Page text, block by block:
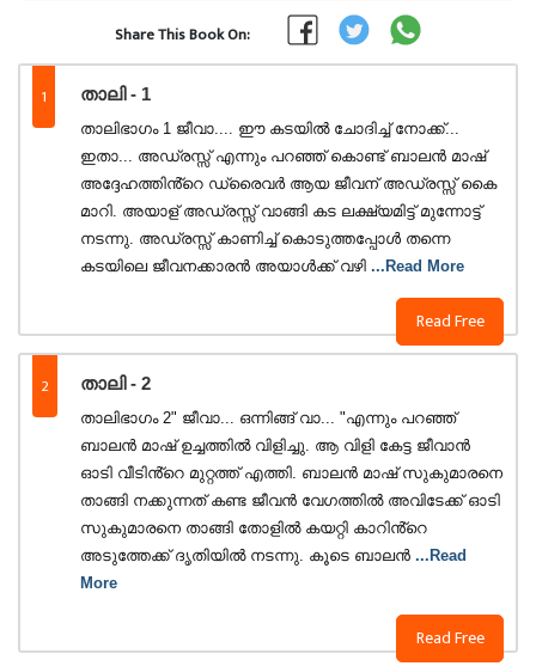
Share This Book On:
1 താലി - 1
Read Free
താലിഭാഗം 1 ജീവാ.... ഈ കടയിൽ ചോദിച്ച് നോക്ക്...
ഇതാ... അഡ്രസ്സ് എന്നും പറഞ്ഞ് കൊണ്ട് ബാലൻ മാഷ്
അദ്ദേഹത്തിൻ്റെ ഡ്രൈവർ ആയ ജീവന് അഡ്രസ്സ് കൈ
മാറി. അയാള് അഡ്രസ്സ് വാങ്ങി കട ലക്ഷ്യമിട്ട് മുന്നോട്ട്
നടന്നു. അഡ്രസ്സ് കാണിച്ച് കൊടുത്തപ്പോൾ തന്നെ
കടയിലെ ജീവനക്കാരൻ അയാൾക്ക് വഴി ...Read More
2 താലി - 2
Read Free
താലിഭാഗം 2" ജീവാ... ഒന്നിങ്ങ് വാ... "എന്നും പറഞ്ഞ്
ബാലൻ മാഷ് ഉച്ചത്തിൽ വിളിച്ചു. ആ വിളി കേട്ട ജീവാൻ
ഓടി വീടിൻ്റെ മുറ്റത്ത് എത്തി. ബാലൻ മാഷ് സുകുമാരനെ
താങ്ങി നക്കുന്നത് കണ്ട ജീവൻ വേഗത്തിൽ അവിടേക്ക് ഓടി
സുകുമാരനെ താങ്ങി തോളിൽ കയറ്റി കാറിൻ്റെ
അടുത്തേക്ക് ദൃതിയിൽ നടന്നു. കൂടെ ബാലൻ ...Read
More